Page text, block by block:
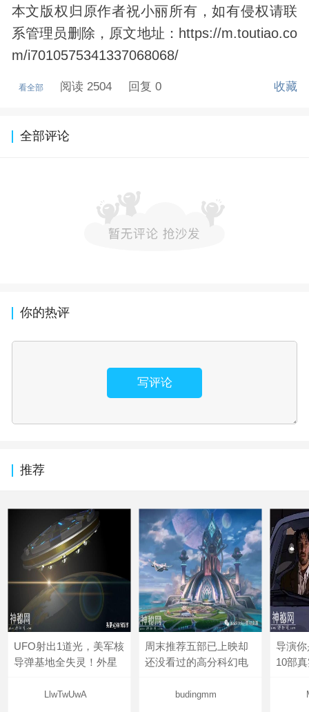
本文版权归原作者祝小丽所有，如有侵权请联
系管理员删除，原文地址：https://m.toutiao.co
m/i7010575341337068068/
看全部 阅读 2504 回复 0 收藏
全部评论
你的热评
写评论
推荐
UFO射出1道光，美军核
导弹基地全失灵！外星
LlwTwUwA
周末推荐五部已上映却
还没看过的高分科幻电
budingmm
导演
10部